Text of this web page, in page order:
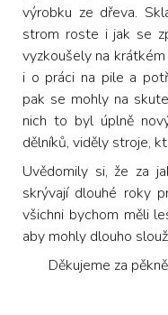
výrobku ze dřeva.
strom roste i jak se
vyzkoušely na
i o práci na pile a
pak se mohly na
nich to byl úplně
dělníků, viděly stroje,
Uvědomily si, že za
skrývají dlouhé roky
všichni bychom měli
aby mohly dlouho
Děkujeme za